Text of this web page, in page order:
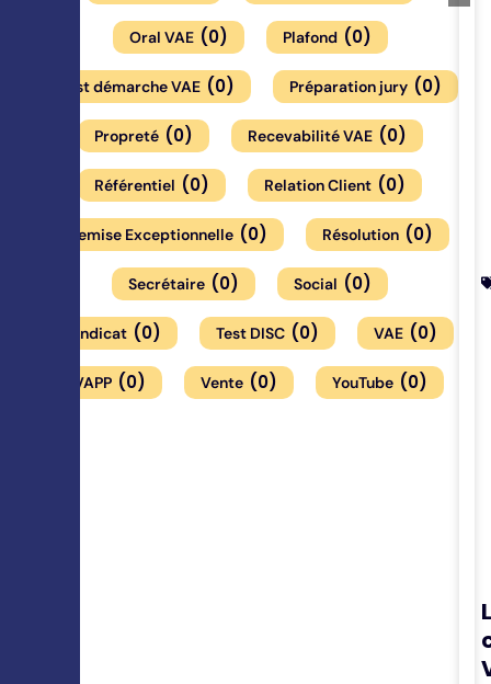
Oral VAE (0) Plafond (0)
Post démarche VAE (0) Préparation jury (0)
Propreté (0) Recevabilité VAE (0)
Référentiel (0) Relation Client (0)
Remise Exceptionnelle (0) Résolution (0)
Secrétaire (0) Social (0)
Syndicat (0) Test DISC (0) VAE (0)
VAPP (0) Vente (0) YouTube (0)